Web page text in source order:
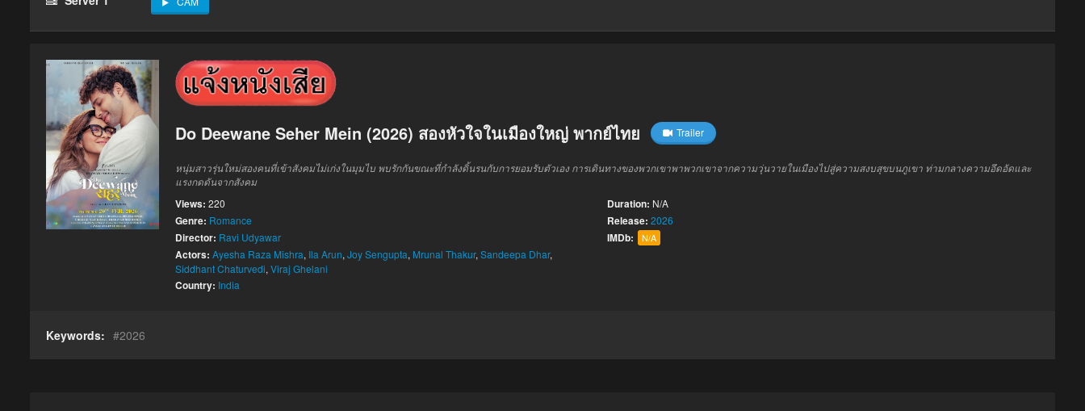
Do Deewane Seher Mein (2026) สองหัวใจในเมืองใหญ่ พากย์ไทย Trailer
หนุ่มสาวรุ่นใหม่สองคนที่เข้าสังคมไม่เก่งในมุมไบ พบรักกันขณะที่กำลังดิ้นรนกับการยอมรับตัวเอง การเดินทางของพวกเขาพาพวกเขาจากความวุ่นวายในเมืองไปสู่ความสงบสุขบนภูเขา ท่ามกลางความอึดอัดและ
แรงกดดันจากสังคม
Views: 220
Genre: Romance
Director: Ravi Udyawar
Actors: Ayesha Raza Mishra, Ila Arun, Joy Sengupta, Mrunal Thakur, Sandeepa Dhar,
Siddhant Chaturvedi, Viraj Ghelani
Country: India
Duration: N/A
Release: 2026
IMDb: N/A
Keywords: 2026